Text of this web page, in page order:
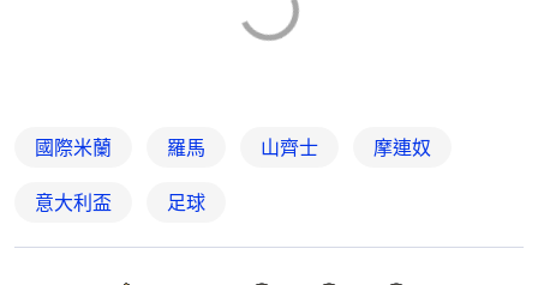
國際米蘭 羅馬 山齊士 摩連奴
意大利盃 足球